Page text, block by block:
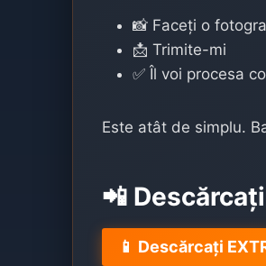
📸 Faceți o
📩 Trimite-mi
✅ Îl voi procesa
Este atât de simplu.
📲
📱 Descărcați